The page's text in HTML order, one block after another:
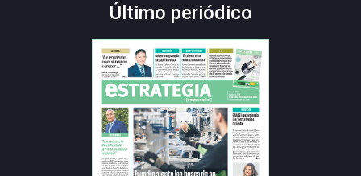
Último periódico